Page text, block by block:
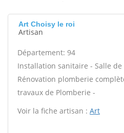
Art Choisy le roi
Artisan
Département: 94
Installation sanitaire - Salle
Rénovation plomberie
travaux de Plomberie -
Voir la fiche artisan : Art